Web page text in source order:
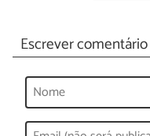
Escrever comentário